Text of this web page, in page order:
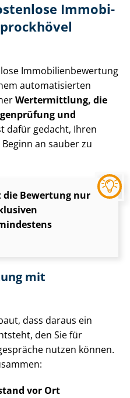
Im­mo­bi­
Im­mo­bi­li­en­be­wer­tung
automatisierten
Wertermittlung, die
und
dafür gedacht, Ihren
an sauber zu
die Bewertung nur
mit
dass daraus ein
den Sie für
nutzen können.
vor Ort